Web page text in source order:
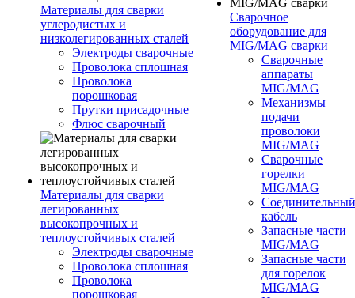
Материалы для сварки
углеродистых и
низколегированных сталей
Электроды сварочные
Проволока сплошная
Проволока
порошковая
Прутки присадочные
Флюс сварочный
Материалы для сварки
легированных
высокопрочных и
теплоустойчивых сталей
Электроды сварочные
Проволока сплошная
Проволока
порошковая
Сварочное
оборудование для
MIG/MAG сварки
Сварочные
аппараты
MIG/MAG
Механизмы
подачи
проволоки
MIG/MAG
Сварочные
горелки
MIG/MAG
Соединительный
кабель
Запасные части
MIG/MAG
Запасные части
для горелок
MIG/MAG